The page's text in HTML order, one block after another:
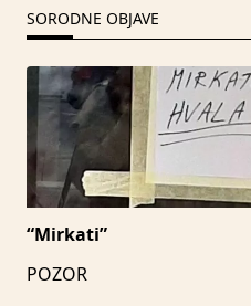
SORODNE OBJAVE
“Mirkati”
POZOR